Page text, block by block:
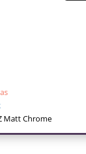
Matt Chrome